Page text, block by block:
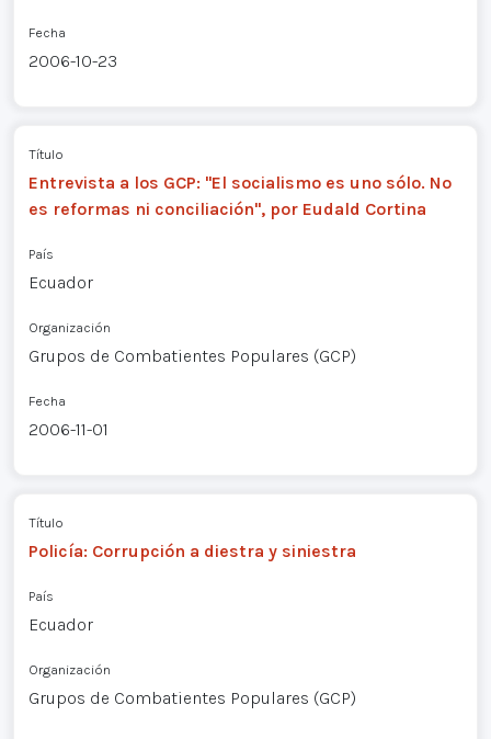
Fecha
2006-10-23
Título
Entrevista a los GCP: "El socialismo es uno sólo. No
es reformas ni conciliación", por Eudald Cortina
País
Ecuador
Organización
Grupos de Combatientes Populares (GCP)
Fecha
2006-11-01
Título
Policía: Corrupción a diestra y siniestra
País
Ecuador
Organización
Grupos de Combatientes Populares (GCP)